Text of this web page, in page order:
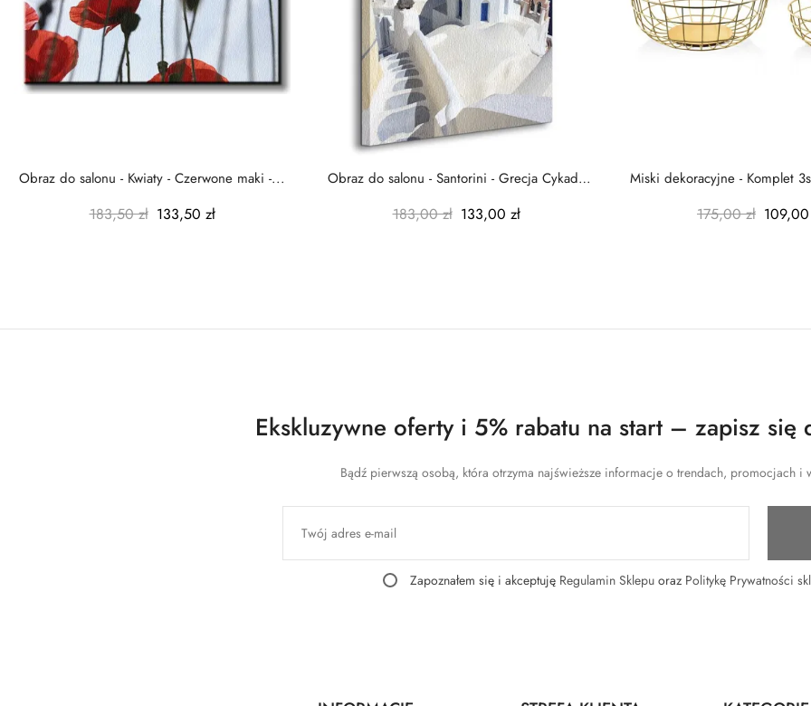
Obraz do salonu - Kwiaty - Czerwone maki -...
183,50 zł 133,50 zł
Obraz do salonu - Santorini - Grecja Cykady
183,00 zł 133,00 zł
Miski dekoracyjne - Komplet
175,00 zł 109,00
Ekskluzywne oferty i 5% rabatu na start – zapisz się
Bądź pierwszą osobą, która otrzyma najświeższe informacje o trendach, promocjach i
Zapoznałem się i akceptuję Regulamin Sklepuoraz Politykę Prywatności